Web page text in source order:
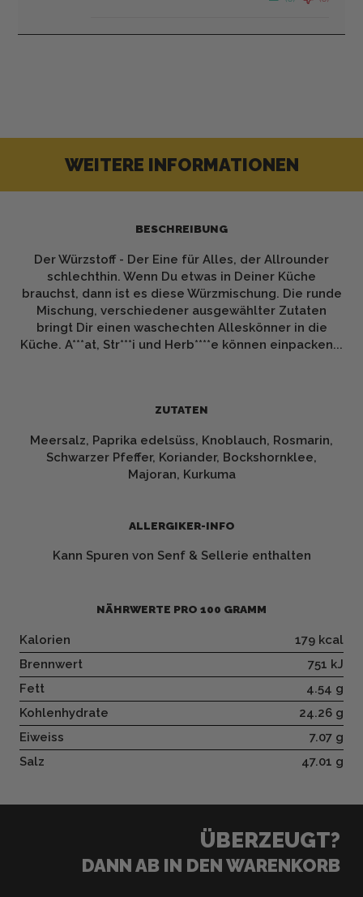
WEITERE INFORMATIONEN
BESCHREIBUNG
Der Würzstoff - Der Eine für Alles, der Allrounder
schlechthin. Wenn Du etwas in Deiner Küche
brauchst, dann ist es diese Würzmischung. Die runde
Mischung, verschiedener ausgewählter Zutaten
bringt Dir einen waschechten Alleskönner in die
Küche. A***at, Str***i und Herb****e können einpacken...
ZUTATEN
Meersalz, Paprika edelsüss, Knoblauch, Rosmarin,
Schwarzer Pfeffer, Koriander, Bockshornklee,
Majoran, Kurkuma
ALLERGIKER-INFO
Kann Spuren von Senf & Sellerie enthalten
NÄHRWERTE PRO 100 GRAMM
Kalorien
Brennwert
Fett
Kohlenhydrate
Eiweiss
Salz
179 kcal
751 kJ
4.54 g
24.26 g
7.07 g
47.01 g
ÜBERZEUGT?
DANN AB IN DEN WARENKORB